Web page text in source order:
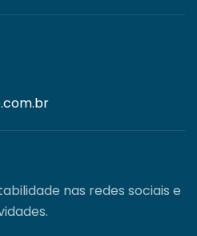
nas redes sociais e